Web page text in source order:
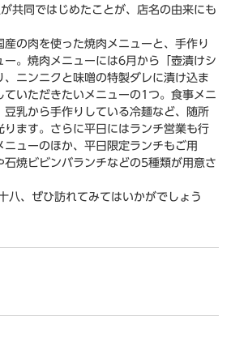
共同ではじめたことが、店名の由来にも
の肉を使った焼肉メニューと、手作り
ー。焼肉メニューには6月から「壺漬けシ
、ニンニクと味噌の特製ダレに漬け込ま
ていただきたいメニューの1つ。食事メニ
豆乳から手作りしている冷麺など、随所
ります。さらに平日にはランチ営業も行
ニューのほか、平日限定ランチもご用
石焼ビビンバランチなどの5種類が用意さ
八、ぜひ訪れてみてはいかがでしょう